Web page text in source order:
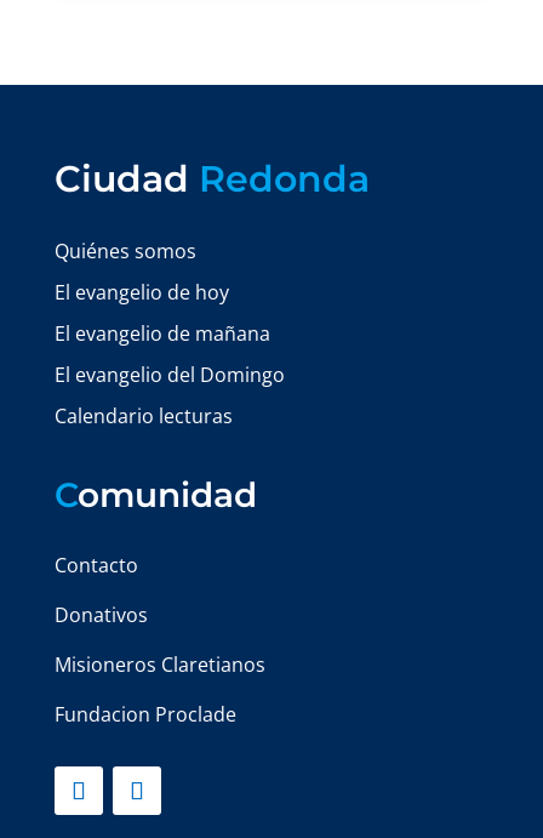
Ciudad Redonda
Quiénes somos
El evangelio de hoy
El evangelio de mañana
El evangelio del Domingo
Calendario lecturas
Comunidad
Contacto
Donativos
Misioneros Claretianos
Fundacion Proclade